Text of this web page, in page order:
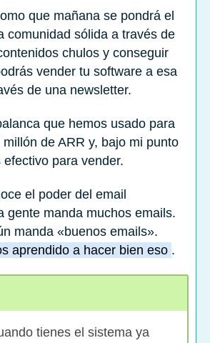
que mañana se pondrá el
comunidad sólida a través de
chulos y conseguir
vender tu software a esa
de una newsletter.
que hemos usado para
millón de ARR y, bajo mi punto
para vender.
el poder del email
gente manda muchos emails.
manda «buenos emails».
aprendido a hacer bien eso .
tienes el sistema ya